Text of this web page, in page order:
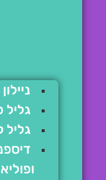
ניילון
גליל
גליל